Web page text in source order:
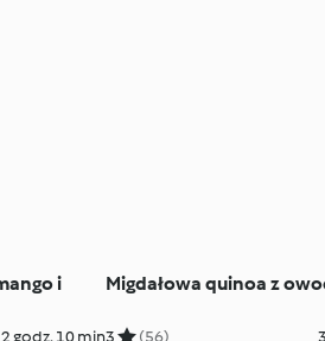
i
2 godz. 10 min
Migdałowa quinoa z
3 (56)